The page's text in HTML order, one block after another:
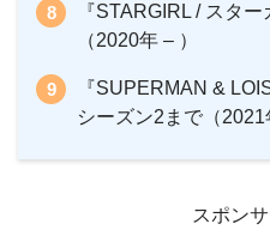
『STARGIRL / スタ
（2020年 – ）
『SUPERMAN &
シーズン2まで（2021
スポン